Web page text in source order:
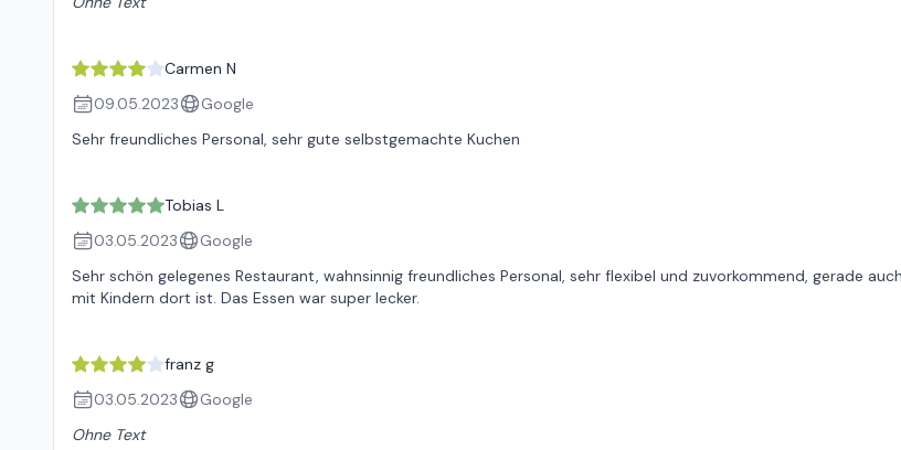
Carmen N
09.05.2023
Google
Sehr freundliches Personal, sehr gute selbstgemachte Kuchen
Tobias L
03.05.2023
Google
Sehr schön gelegenes Restaurant, wahnsinnig freundliches Personal, sehr flexibel und zuvorkommend, gerade
mit Kindern dort ist. Das Essen war super lecker.
franz g
03.05.2023
Google
Ohne Text